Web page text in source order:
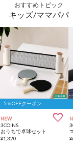
おすすめトピック
キッズ/ママパパ
5％OFFクーポン
NEW 
3COINS
おうちで卓球セット
¥1,320
¥